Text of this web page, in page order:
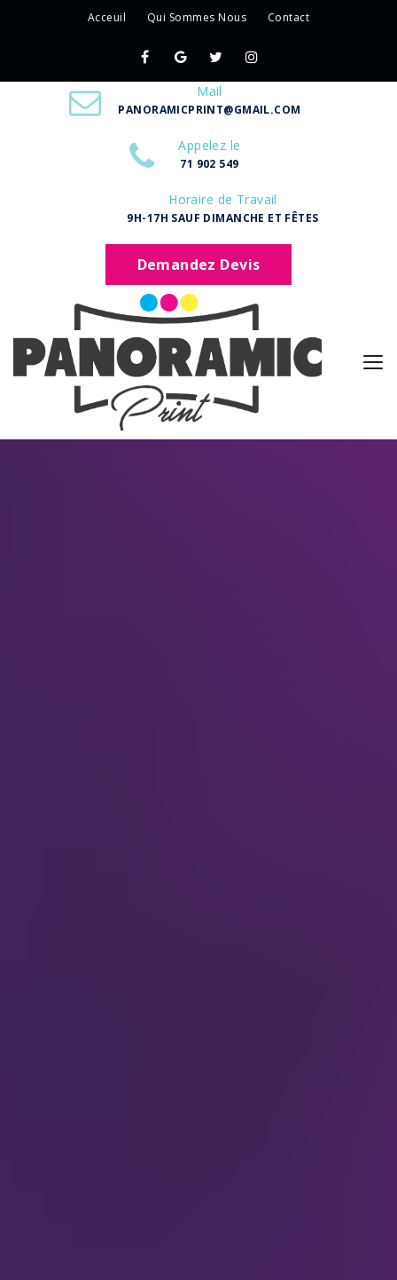
Acceuil Qui Sommes Nous Contact
Mail
PANORAMICPRINT@GMAIL.COM
Appelez le
71 902 549
Horaire de Travail
9H-17H SAUF DIMANCHE ET FÊTES
Demandez Devis